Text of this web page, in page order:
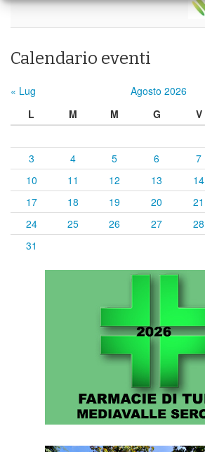
Calendario eventi
« Lug Agosto 2026
L
M M G V
3
4 5 6 7
10
11 12 13 14
17
18 19 20 21
24
25 26 27 28
31